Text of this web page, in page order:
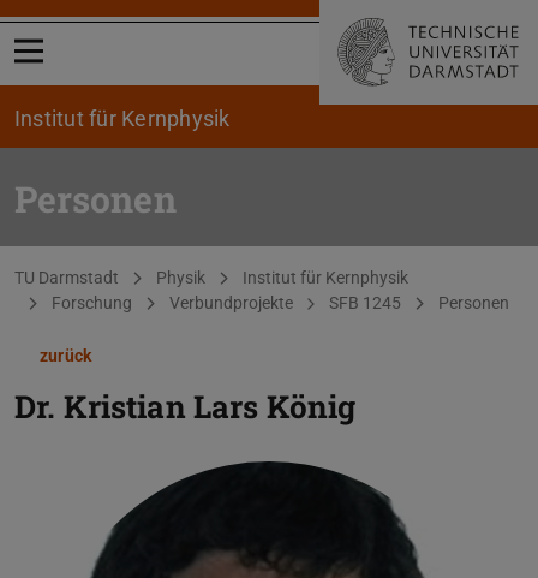
Menü öffnen
Institut für Kernphysik
Personen
Sie befinden sich hier:
TU Darmstadt Physik
Institut für Kernphysik
Forschung
Verbundprojekte SFB 1245 Personen
zurück
Dr. Kristian Lars König